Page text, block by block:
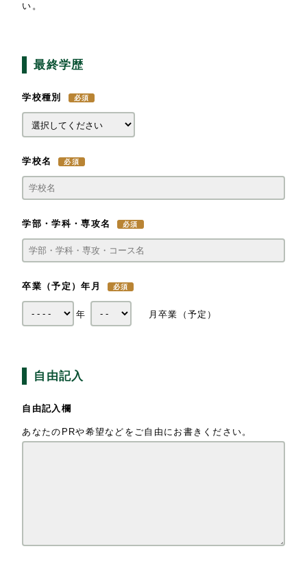
い。
最終学歴
学校種別
学校名
学部・学科・専攻名
卒業（予定）年月
自由記入
自由記入欄
あなたのPRや希望などをご自由にお書きください。